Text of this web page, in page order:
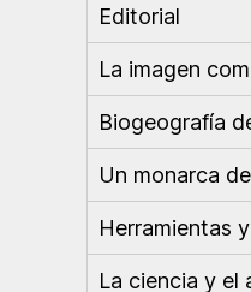
Editorial
La imagen
Biogeografía
Un monarca
Herramientas
La ciencia y el